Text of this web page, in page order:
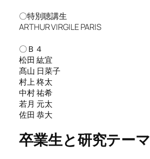
〇特別聴講生
ARTHUR VIRGILE PARIS
〇Ｂ４
松田 紘宜
髙山 日菜子
村上 柊太
中村 祐希
若月 元太
佐田 恭大
卒業生と研究テーマ